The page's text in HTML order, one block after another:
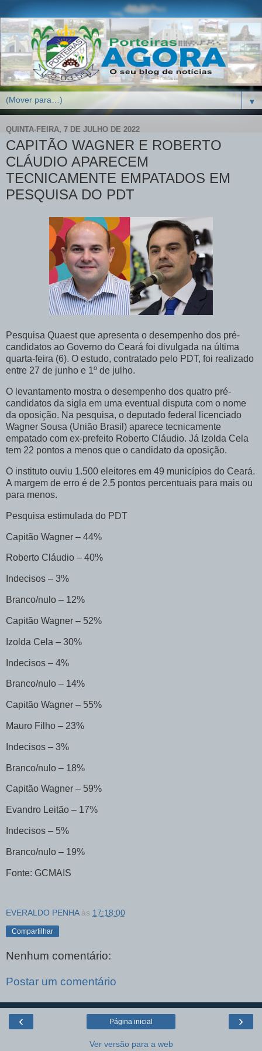
▼
QUINTA-FEIRA, 7 DE JULHO DE 2022
CAPITÃO WAGNER E ROBERTO
CLÁUDIO APARECEM
TECNICAMENTE EMPATADOS EM
PESQUISA DO PDT
Pesquisa Quaest que apresenta o desempenho dos pré-
candidatos ao Governo do Ceará foi divulgada na última
quarta-feira (6). O estudo, contratado pelo PDT, foi realizado
entre 27 de junho e 1º de julho.
O levantamento mostra o desempenho dos quatro pré-
candidatos da sigla em uma eventual disputa com o nome
da oposição. Na pesquisa, o deputado federal licenciado
Wagner Sousa (União Brasil) aparece tecnicamente
empatado com ex-prefeito Roberto Cláudio. Já Izolda Cela
tem 22 pontos a menos que o candidato da oposição.
O instituto ouviu 1.500 eleitores em 49 municípios do Ceará.
A margem de erro é de 2,5 pontos percentuais para mais ou
para menos.
Pesquisa estimulada do PDT
Capitão Wagner – 44%
Roberto Cláudio – 40%
Indecisos – 3%
Branco/nulo – 12%
Capitão Wagner – 52%
Izolda Cela – 30%
Indecisos – 4%
Branco/nulo – 14%
Capitão Wagner – 55%
Mauro Filho – 23%
Indecisos – 3%
Branco/nulo – 18%
Capitão Wagner – 59%
Evandro Leitão – 17%
Indecisos – 5%
Branco/nulo – 19%
Fonte: GCMAIS
EVERALDO PENHA às 17:18:00
Compartilhar
Nenhum comentário:
Postar um comentário
‹ ›
Página inicial
Ver versão para a web